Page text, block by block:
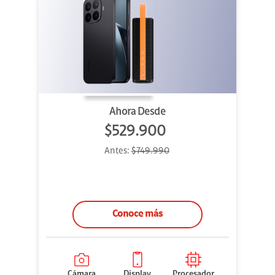
Ahora Desde
$529.900
Antes:$749.990
Conoce más